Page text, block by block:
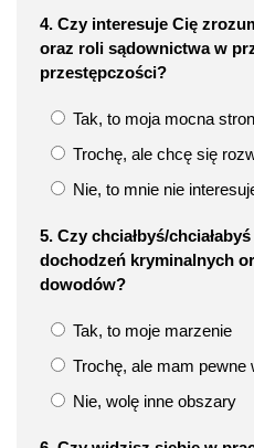
4. Czy interesuje Cię
oraz roli sądownictwa w
przestępczości?
Tak, to moja mocna
Trochę, ale chcę się
Nie, to mnie nie
5. Czy chciałbyś/
dochodzeń kryminalnych
dowodów?
Tak, to moje marzenie
Trochę, ale mam pewne
Nie, wolę inne obszary